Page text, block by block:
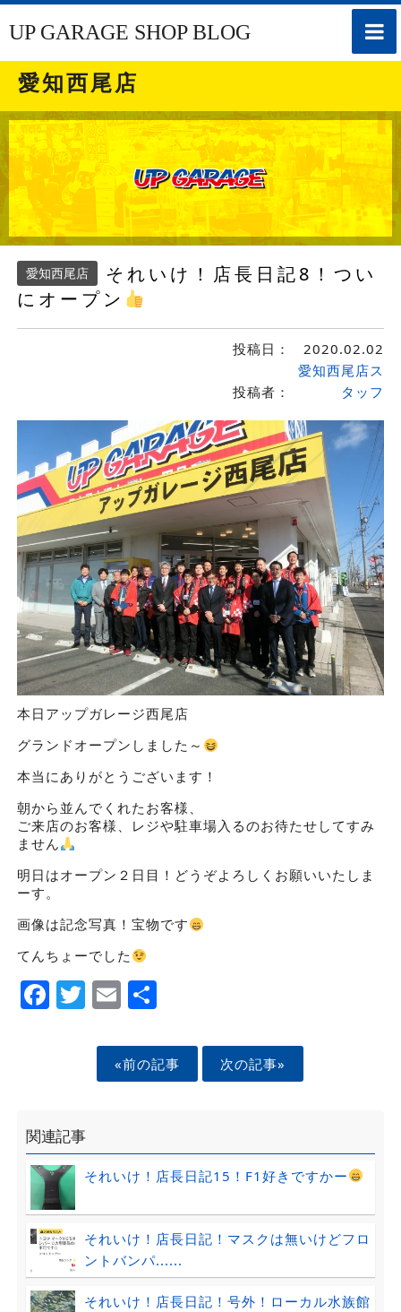
toggle
UP GARAGE SHOP BLOG
愛知西尾店
愛知西尾店
それいけ！店長日記8！つい
にオープン
投稿日： 2020.02.02
投稿者：
愛知西尾店ス
タッフ
本日アップガレージ西尾店
グランドオープンしました～
本当にありがとうございます！
朝から並んでくれたお客様、
ご来店のお客様、レジや駐車場入るのお待たせしてすみ
ません
明日はオープン２日目！どうぞよろしくお願いいたしま
ーす。
画像は記念写真！宝物です
てんちょーでした
Facebook
Twitter
EmailShare
«前の記事 次の記事»
関連記事
それいけ！店長日記15！F1好きですかー
それいけ！店長日記！マスクは無いけどフロ
ントバンパ......
それいけ！店長日記！号外！ローカル水族館